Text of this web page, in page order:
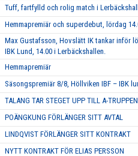
Tuff, fartfylld och rolig match i
Hemmapremiär och superdebut, lördag
Max Gustafsson, Hovslätt IK tankar inför
IBK Lund, 14.00 i Lerbäckshallen.
Hemmapremiär
Säsongspremiär 8/8, Höllviken IBF – IBK
TALANG TAR STEGET UPP TILL A-TRUPPEN
POÄNGKUNG FÖRLÄNGER SITT AVTAL
LINDQVIST FÖRLÄNGER SITT KONTRAKT
NYTT KONTRAKT FÖR ELIAS PERSSON